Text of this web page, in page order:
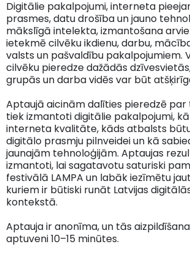
Digitālie pakalpojumi, interneta
prasmes, datu drošība un jauno
mākslīgā intelekta, izmantošana
ietekmē cilvēku ikdienu, darbu,
valsts un pašvaldību pakalpojumiem.
cilvēku pieredze dažādās
grupās un darba vidēs var būt
Aptaujā aicinām dalīties pieredzē par
tiek izmantoti digitālie pakalpojumi,
interneta kvalitāte, kāds atbalsts
digitālo prasmju pilnveidei un kā
jaunajām tehnoloģijām. Aptaujas
izmantoti, lai sagatavotu saturiski
festivālā LAMPA un labāk iezīmētu
kuriem ir būtiski runāt Latvijas
kontekstā.
Aptauja ir anonīma, un tās
aptuveni 10–15 minūtes.